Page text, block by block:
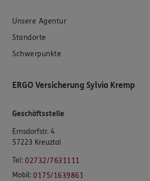
Unsere Agentur
Standorte
Schwerpunkte
ERGO Versicherung Sylvia Kremp
Geschäftsstelle
Ernsdorfstr. 4
57223 Kreuztal
Tel: 02732/7631111
Mobil: 0175/1639861